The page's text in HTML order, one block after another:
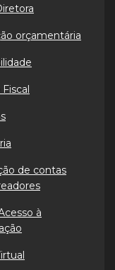
orçamentária
de contas
à